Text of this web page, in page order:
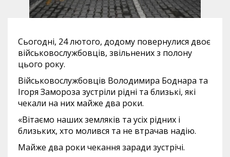
Сьогодні, 24 лютого, додому повернулися двоє
військовослужбовців, звільнених з полону
цього року.
Військовослужбовців Володимира Боднара та
Ігоря Замороза зустріли рідні та близькі, які
чекали на них майже два роки.
«Вітаємо наших земляків та усіх рідних і
близьких, хто молився та не втрачав надію.
Майже два роки чекання заради зустрічі.